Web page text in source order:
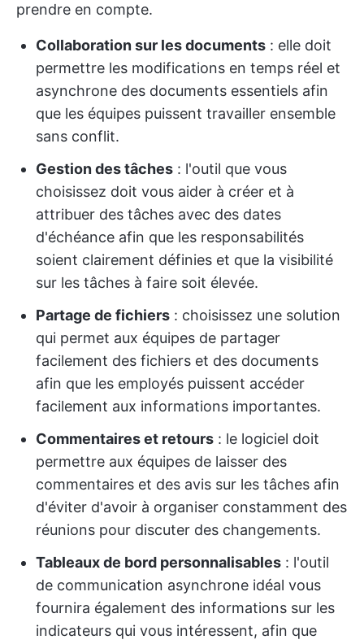
prendre en compte.
Collaboration sur les documents : elle doit
permettre les modifications en temps réel et
asynchrone des documents essentiels afin
que les équipes puissent travailler ensemble
sans conflit.
Gestion des tâches : l'outil que vous
choisissez doit vous aider à créer et à
attribuer des tâches avec des dates
d'échéance afin que les responsabilités
soient clairement définies et que la visibilité
sur les tâches à faire soit élevée.
Partage de fichiers : choisissez une solution
qui permet aux équipes de partager
facilement des fichiers et des documents
afin que les employés puissent accéder
facilement aux informations importantes.
Commentaires et retours : le logiciel doit
permettre aux équipes de laisser des
commentaires et des avis sur les tâches afin
d'éviter d'avoir à organiser constamment des
réunions pour discuter des changements.
Tableaux de bord personnalisables : l'outil
de communication asynchrone idéal vous
fournira également des informations sur les
indicateurs qui vous intéressent, afin que